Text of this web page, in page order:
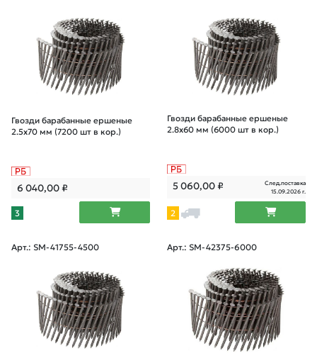
Гвозди барабанные ершеные
2.5х70 мм (7200 шт в кор.)
6 040,00₽
3
Гвозди барабанные ершеные
2.8х60 мм (6000 шт в кор.)
5 060,00₽
След.поставка
15.09.2026 г.
2
Арт.: SM-41755-4500 Арт.: SM-42375-6000